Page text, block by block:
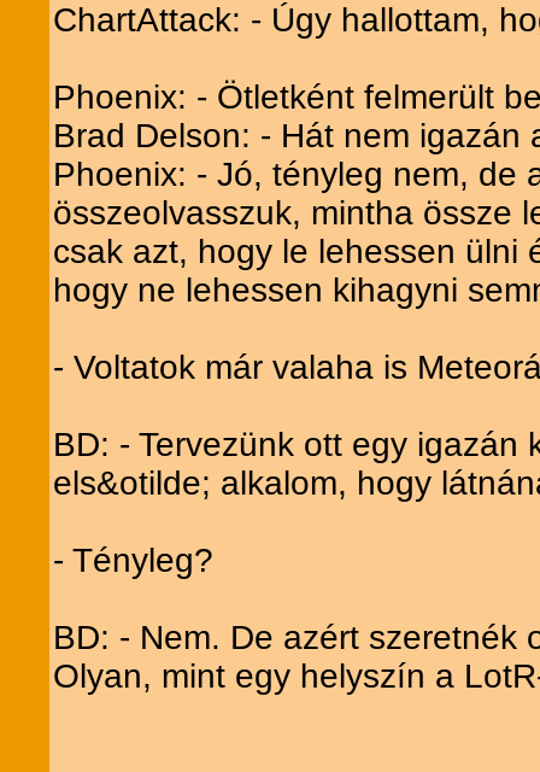
ChartAttack: - Úgy hallottam,
Phoenix: - Ötletként felmerült
Brad Delson: - Hát nem igazán
Phoenix: - Jó, tényleg nem, de
összeolvasszuk, mintha össze
csak azt, hogy le lehessen ülni
hogy ne lehessen kihagyni
- Voltatok már valaha is
BD: - Tervezünk ott egy
els&otilde; alkalom, hogy
- Tényleg?
BD: - Nem. De azért szeretnék
Olyan, mint egy helyszín a